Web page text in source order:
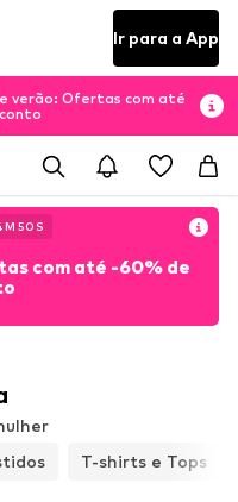
Ir para a App
verão: Ofertas com até
M 48 S
com até -60% de
T-shirts e Tops